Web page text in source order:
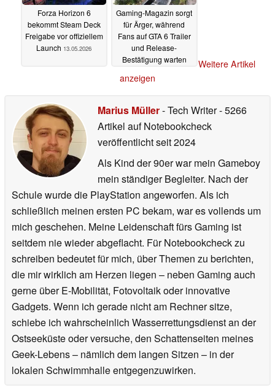
Forza Horizon 6
bekommt Steam Deck
Freigabe vor offiziellem
Launch 13.05.2026
Gaming-Magazin sorgt
für Ärger, während
Fans auf GTA 6 Trailer
und Release-
Bestätigung warten
Weitere Artikel
anzeigen
Marius Müller- Tech Writer- 5266
Artikel auf Notebookcheck
veröffentlichtseit 2024
Als Kind der 90er war mein Gameboy
mein ständiger Begleiter. Nach der
Schule wurde die PlayStation angeworfen. Als ich
schließlich meinen ersten PC bekam, war es vollends um
mich geschehen. Meine Leidenschaft fürs Gaming ist
seitdem nie wieder abgeflacht. Für Notebookcheck zu
schreiben bedeutet für mich, über Themen zu berichten,
die mir wirklich am Herzen liegen – neben Gaming auch
gerne über E-Mobilität, Fotovoltaik oder innovative
Gadgets. Wenn ich gerade nicht am Rechner sitze,
schiebe ich wahrscheinlich Wasserrettungsdienst an der
Ostseeküste oder versuche, den Schattenseiten meines
Geek-Lebens – nämlich dem langen Sitzen – in der
lokalen Schwimmhalle entgegenzuwirken.